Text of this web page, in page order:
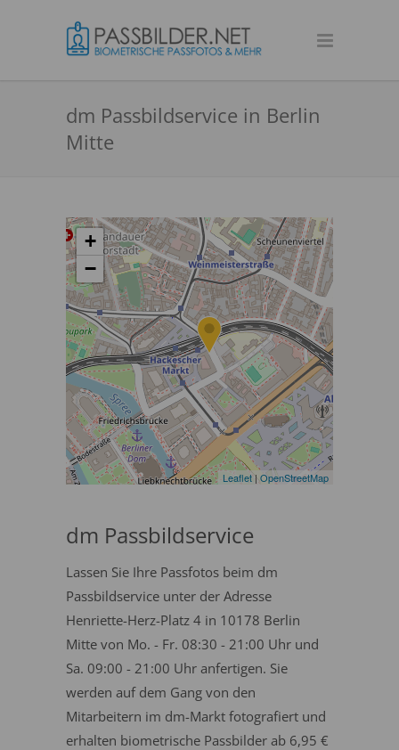
dm Passbildservice in Berlin
Mitte
+
−
Leaflet|OpenStreetMap
dm Passbildservice
Lassen Sie Ihre Passfotos beim dm
Passbildservice unter der Adresse
Henriette-Herz-Platz 4 in 10178 Berlin
Mitte von Mo. - Fr. 08:30 - 21:00 Uhr und
Sa. 09:00 - 21:00 Uhr anfertigen. Sie
werden auf dem Gang von den
Mitarbeitern im dm-Markt fotografiert und
erhalten biometrische Passbilder ab 6,95 €